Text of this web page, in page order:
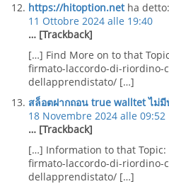
https://hitoption.net ha detto:
11 Ottobre 2024 alle 19:40
… [Trackback]
[…] Find More on to that
firmato-laccordo-di-riordino-
dellapprendistato/ […]
สล็อตฝากถอน true walltet ไม่
18 Novembre 2024 alle 09:52
… [Trackback]
[…] Information to that
firmato-laccordo-di-riordino-
dellapprendistato/ […]